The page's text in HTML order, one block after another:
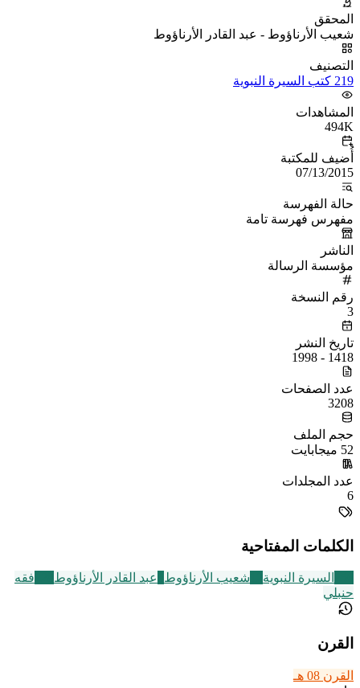
المحقق
شعيب الأرناؤوط - عبد القادر الأرناؤوط
التصنيف
219 كتب السيرة النبوية
المشاهدات
494K
أُضيف للمكتبة
07/13/2015
حالة الفهرسة
مفهرس فهرسة تامة
الناشر
مؤسسة الرسالة
رقم النسخة
3
تاريخ النشر
1418 - 1998
عدد الصفحات
3208
حجم الملف
52 ميجابايت
عدد المجلدات
6
الكلمات المفتاحية
السيرة النبوية شعيب الأرناؤوط عبد القادر الأرناؤوط
فقه
حنبلي
القرن
القرن 08 هـ